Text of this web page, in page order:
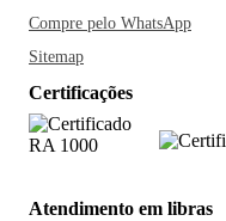
Compre pelo WhatsApp
Sitemap
Certificações
Atendimento em libras